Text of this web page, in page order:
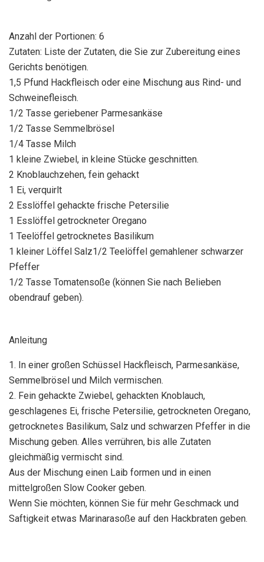
Anzahl der Portionen: 6
Zutaten: Liste der Zutaten, die Sie zur Zubereitung eines
Gerichts benötigen.
1,5 Pfund Hackfleisch oder eine Mischung aus Rind- und
Schweinefleisch.
1/2 Tasse geriebener Parmesankäse
1/2 Tasse Semmelbrösel
1/4 Tasse Milch
1 kleine Zwiebel, in kleine Stücke geschnitten.
2 Knoblauchzehen, fein gehackt
1 Ei, verquirlt
2 Esslöffel gehackte frische Petersilie
1 Esslöffel getrockneter Oregano
1 Teelöffel getrocknetes Basilikum
1 kleiner Löffel Salz1/2 Teelöffel gemahlener schwarzer
Pfeffer
1/2 Tasse Tomatensoße (können Sie nach Belieben
obendrauf geben).
Anleitung
1. In einer großen Schüssel Hackfleisch, Parmesankäse,
Semmelbrösel und Milch vermischen.
2. Fein gehackte Zwiebel, gehackten Knoblauch,
geschlagenes Ei, frische Petersilie, getrockneten Oregano,
getrocknetes Basilikum, Salz und schwarzen Pfeffer in die
Mischung geben. Alles verrühren, bis alle Zutaten
gleichmäßig vermischt sind.
Aus der Mischung einen Laib formen und in einen
mittelgroßen Slow Cooker geben.
Wenn Sie möchten, können Sie für mehr Geschmack und
Saftigkeit etwas Marinarasoße auf den Hackbraten geben.